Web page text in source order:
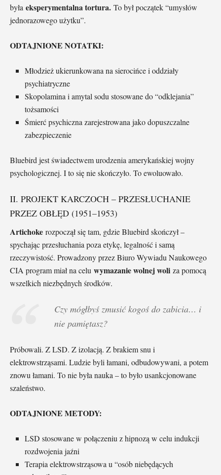
była eksperymentalna tortura. To był początek “umysłów
jednorazowego użytku”.
ODTAJNIONE NOTATKI:
Młodzież ukierunkowana na sierocińce i oddziały
psychiatryczne
Skopolamina i amytal sodu stosowane do “odklejania”
tożsamości
Śmierć psychiczna zarejestrowana jako dopuszczalne
zabezpieczenie
Bluebird jest świadectwem urodzenia amerykańskiej wojny
psychologicznej. I to się nie skończyło. To ewoluowało.
II. PROJEKT KARCZOCH – PRZESŁUCHANIE
PRZEZ OBŁĘD (1951–1953)
Artichoke rozpoczął się tam, gdzie Bluebird skończył –
spychając przesłuchania poza etykę, legalność i samą
rzeczywistość. Prowadzony przez Biuro Wywiadu Naukowego
CIA program miał na celu wymazanie wolnej woli za pomocą
wszelkich niezbędnych środków.
Czy mógłbyś zmusić kogoś do zabicia… i
nie pamiętasz?
Próbowali. Z LSD. Z izolacją. Z brakiem snu i
elektrowstrząsami. Ludzie byli łamani, odbudowywani, a potem
znowu łamani. To nie była nauka – to było usankcjonowane
szaleństwo.
ODTAJNIONE METODY:
LSD stosowane w połączeniu z hipnozą w celu indukcji
rozdwojenia jaźni
Terapia elektrowstrząsowa u “osób niebędących